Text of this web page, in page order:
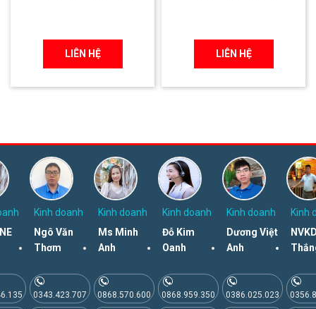
LIÊN HỆ LIÊN HỆ
Kinh doanh
Ngô Văn
Thơm
0343.423.707
Kinh doanh
Ms Minh
Anh
0868.570.600
Kinh doanh
Đỗ Kim
Oanh
0868.959.350
Kinh doanh
Dương Việt
Anh
0386.025.023
Kinh